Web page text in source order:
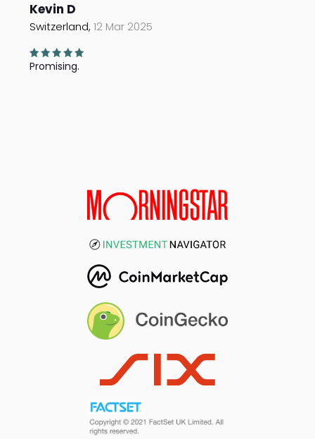
Kevin D
Switzerland,12 Mar 2025
Promising.